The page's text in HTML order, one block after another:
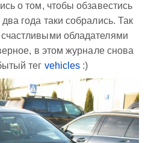
о том, чтобы обзавестись
года таки собрались. Так
обладателями
в этом журнале снова
тег vehicles :)